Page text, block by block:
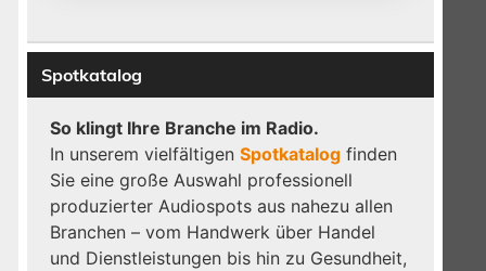
Spotkatalog
So klingt Ihre Branche im Radio.
In unserem vielfältigenSpotkatalog finden
Sie eine große Auswahl professionell
produzierter Audiospots aus nahezu allen
Branchen – vom Handwerk über Handel
und Dienstleistungen bis hin zu Gesundheit,